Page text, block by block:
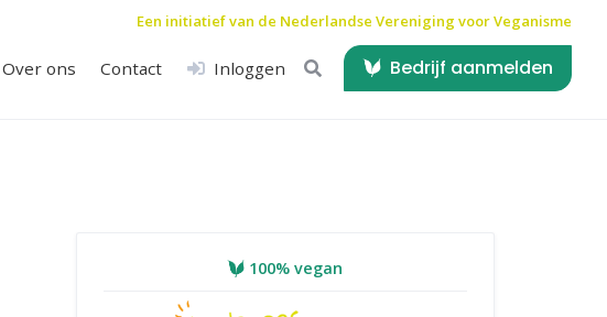
Een initiatief van de Nederlandse Vereniging voor Veganisme
Over ons Contact Inloggen Bedrijf aanmelden
100% vegan